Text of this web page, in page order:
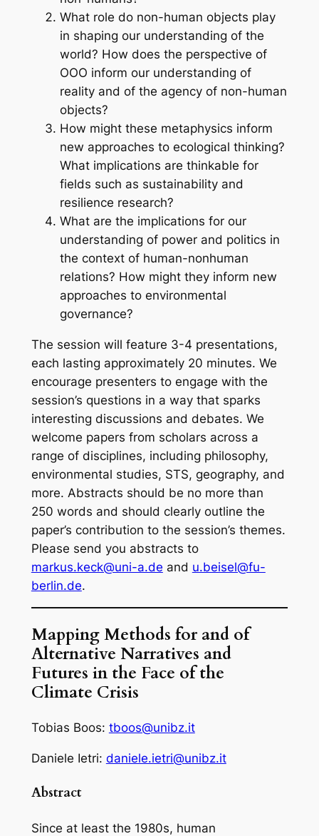
What role do non-human objects play
in shaping our understanding of the
world? How does the perspective of
OOO inform our understanding of
reality and of the agency of non-human
objects?
How might these metaphysics inform
new approaches to ecological thinking?
What implications are thinkable for
fields such as sustainability and
resilience research?
What are the implications for our
understanding of power and politics in
the context of human-nonhuman
relations? How might they inform new
approaches to environmental
governance?
The session will feature 3-4 presentations,
each lasting approximately 20 minutes. We
encourage presenters to engage with the
session’s questions in a way that sparks
interesting discussions and debates. We
welcome papers from scholars across a
range of disciplines, including philosophy,
environmental studies, STS, geography, and
more. Abstracts should be no more than
250 words and should clearly outline the
paper’s contribution to the session’s themes.
Please send you abstracts to
markus.keck@uni-a.de and u.beisel@fu-
berlin.de.
Mapping Methods for and of
Alternative Narratives and
Futures in the Face of the
Climate Crisis
Tobias Boos: tboos@unibz.it
Daniele Ietri: daniele.ietri@unibz.it
Abstract
Since at least the 1980s, human